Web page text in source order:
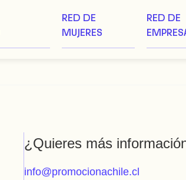
RED DE
MUJERES
RED DE
¿Quieres más
info@promocionachile.cl